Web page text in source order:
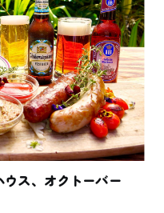
ス、オクトーバー